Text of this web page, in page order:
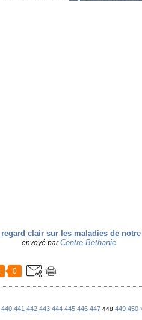
clair sur les maladies de notre
envoyé parCentre-Bethanie.
0
400
410
420
430
440 441 442 443 444 445 446 447 448 449 450